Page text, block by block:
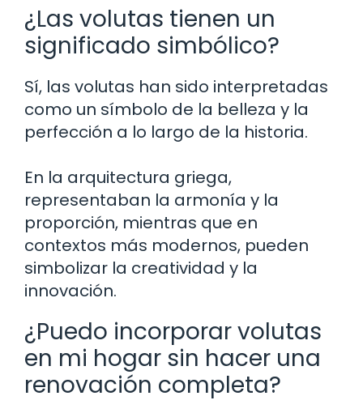
¿Las volutas tienen un
significado simbólico?
Sí, las volutas han sido interpretadas
como un símbolo de la belleza y la
perfección a lo largo de la historia.
En la arquitectura griega,
representaban la armonía y la
proporción, mientras que en
contextos más modernos, pueden
simbolizar la creatividad y la
innovación.
¿Puedo incorporar volutas
en mi hogar sin hacer una
renovación completa?